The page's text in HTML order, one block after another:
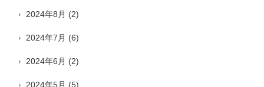
2024年8月 (2)
2024年7月 (6)
2024年6月 (2)
2024年5月 (5)